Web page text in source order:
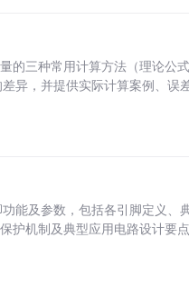
的三种常用计算方法（理论公
差异，并提供实际计算案例、
能及参数，包括各引脚定义
护机制及典型应用电路设计要